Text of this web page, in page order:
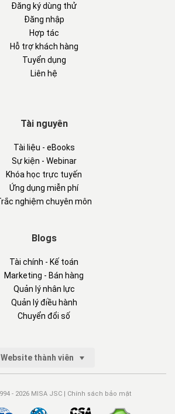
Đăng ký dùng thử
Đăng nhập
Hợp tác
Hỗ trợ khách hàng
Tuyển dụng
Liên hệ
Tài nguyên
Tài liệu - eBooks
Sự kiện - Webinar
Khóa học trực tuyến
Ứng dụng miễn phí
nghiệm chuyên môn
Blogs
Tài chính - Kế toán
Marketing - Bán hàng
Quản lý nhân lực
Quản lý điều hành
Chuyển đổi số
Website thành viên
- 2026 MISA JSC | Chính sách bảo mật